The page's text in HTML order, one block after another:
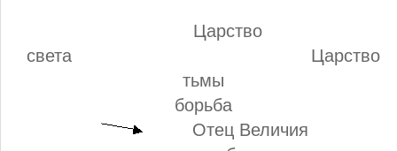
Царство
света Царство
тьмы
борьба
Отец Величия